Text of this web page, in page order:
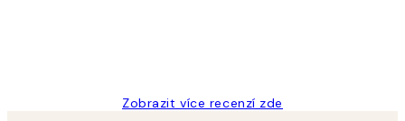
Zobrazit více recenzí zde